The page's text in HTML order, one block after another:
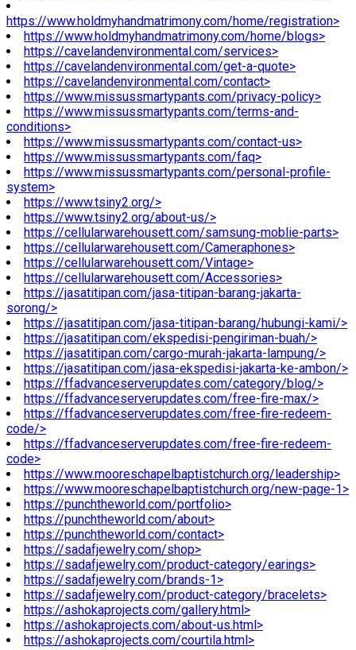
https://www.holdmyhandmatrimony.com/home/registration>
https://www.holdmyhandmatrimony.com/home/blogs>
https://cavelandenvironmental.com/services>
https://cavelandenvironmental.com/get-a-quote>
https://cavelandenvironmental.com/contact>
https://www.missussmartypants.com/privacy-policy>
https://www.missussmartypants.com/terms-and-
conditions>
https://www.missussmartypants.com/contact-us>
https://www.missussmartypants.com/faq>
https://www.missussmartypants.com/personal-profile-
system>
https://www.tsiny2.org/>
https://www.tsiny2.org/about-us/>
https://cellularwarehousett.com/samsung-moblie-parts>
https://cellularwarehousett.com/Cameraphones>
https://cellularwarehousett.com/Vintage>
https://cellularwarehousett.com/Accessories>
https://jasatitipan.com/jasa-titipan-barang-jakarta-
sorong/>
https://jasatitipan.com/jasa-titipan-barang/hubungi-kami/>
https://jasatitipan.com/ekspedisi-pengiriman-buah/>
https://jasatitipan.com/cargo-murah-jakarta-lampung/>
https://jasatitipan.com/jasa-ekspedisi-jakarta-ke-ambon/>
https://ffadvanceserverupdates.com/category/blog/>
https://ffadvanceserverupdates.com/free-fire-max/>
https://ffadvanceserverupdates.com/free-fire-redeem-
code/>
https://ffadvanceserverupdates.com/free-fire-redeem-
code>
https://www.mooreschapelbaptistchurch.org/leadership>
https://www.mooreschapelbaptistchurch.org/new-page-1>
https://punchtheworld.com/portfolio>
https://punchtheworld.com/about>
https://punchtheworld.com/contact>
https://sadafjewelry.com/shop>
https://sadafjewelry.com/product-category/earings>
https://sadafjewelry.com/brands-1>
https://sadafjewelry.com/product-category/bracelets>
https://ashokaprojects.com/gallery.html>
https://ashokaprojects.com/about-us.html>
https://ashokaprojects.com/courtila.html>